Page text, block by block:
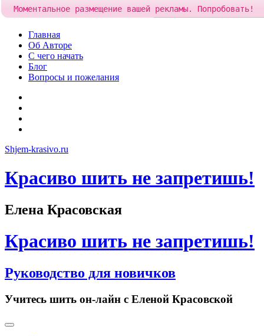
Skip
content
Главная
Об Авторе
С чего начать
Блог
Вопросы и пожелания
Shjem-krasivo.ru
Красиво шить не запретишь!
Елена Красовская
Красиво шить не запретишь!
Руководство для новичков
Учитесь шить он-лайн с Еленой Красовской
Primary
Моментальное размещение вашей рекламы. Попробовать!